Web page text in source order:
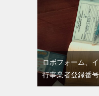
ロボフォーム、
行事業者登録番号